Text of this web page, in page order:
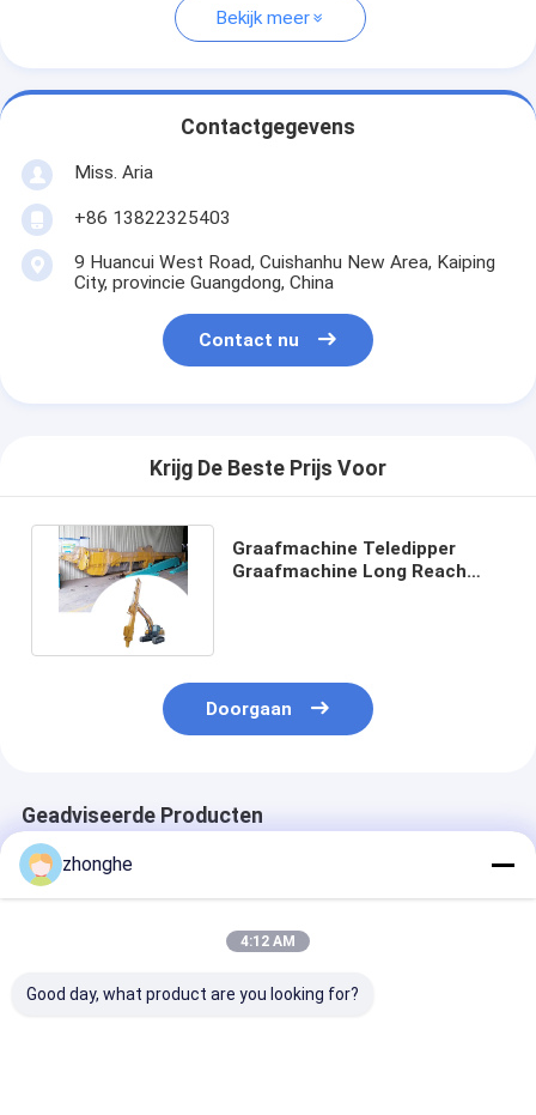
Bekijk meer
Contactgegevens
Miss. Aria
+86 13822325403
9 Huancui West Road, Cuishanhu New Area, Kaiping
City, provincie Guangdong, China
Contact nu
Krijg De Beste Prijs Voor
Graafmachine Teledipper
Graafmachine Long Reach
Doorgaan
Geadviseerde Producten
zhonghe
4:12 AM
Good day, what product are you looking for?